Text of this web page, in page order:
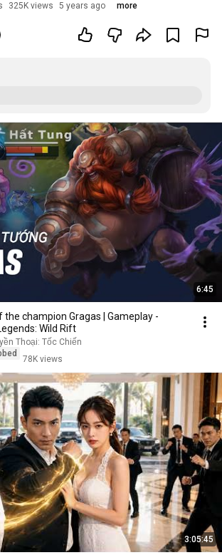
325K views 5 years ago more
6:45
the champion Gragas | Gameplay -
Wild Rift
Thoại: Tốc Chiến
78K views
3:05:45